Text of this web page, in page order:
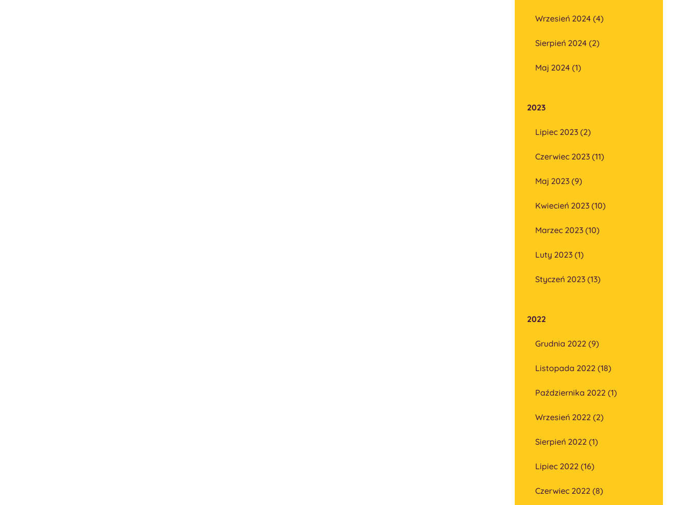
Wrzesień 2024 (4)
Sierpień 2024 (2)
Maj 2024 (1)
2023
Lipiec 2023 (2)
Czerwiec 2023 (11)
Maj 2023 (9)
Kwiecień 2023 (10)
Marzec 2023 (10)
Luty 2023 (1)
Styczeń 2023 (13)
2022
Grudnia 2022 (9)
Listopada 2022 (18)
Października 2022 (1)
Wrzesień 2022 (2)
Sierpień 2022 (1)
Lipiec 2022 (16)
Czerwiec 2022 (8)